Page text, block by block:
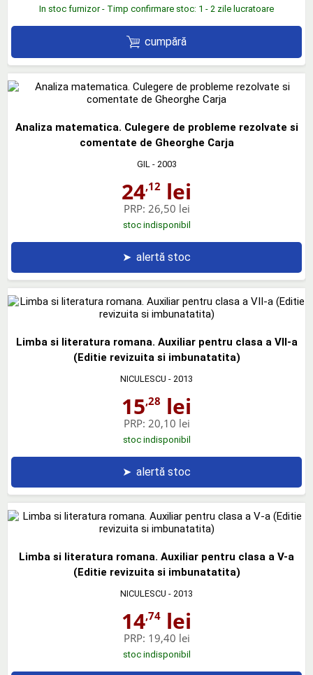
In stoc furnizor - Timp confirmare stoc: 1 - 2 zile lucratoare
cumpără
Analiza matematica. Culegere de probleme rezolvate si
comentate de Gheorghe Carja
GIL- 2003
24,12 lei
PRP: 26,50 lei
stoc indisponibil
➤ alertă stoc
Limba si literatura romana. Auxiliar pentru clasa a VII-a
(Editie revizuita si imbunatatita)
NICULESCU - 2013
15,28 lei
PRP: 20,10 lei
stoc indisponibil
➤ alertă stoc
Limba si literatura romana. Auxiliar pentru clasa a V-a
(Editie revizuita si imbunatatita)
NICULESCU - 2013
14,74 lei
PRP: 19,40 lei
stoc indisponibil